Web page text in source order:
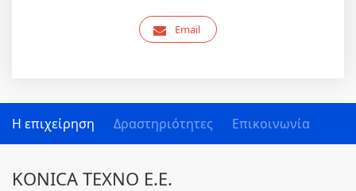
Email
Η επιχείρηση Δραστηριότητες Επικοινωνία
KONICA TEXNO Ε.Ε.